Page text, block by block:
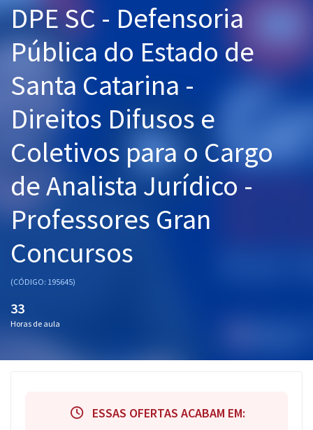
Cursos 20% OFF
Pós
Graduação
OAB
Mentorias
Questões grátis
Conteúdo gratuito
Aprovados
DPE SC - Defensoria
Pública do Estado de
Santa Catarina -
Direitos Difusos e
Coletivos para o Cargo
de Analista Jurídico -
Professores Gran
Concursos
(CÓDIGO: 195645)
33
Horas de aula
ESSAS OFERTAS ACABAM EM: